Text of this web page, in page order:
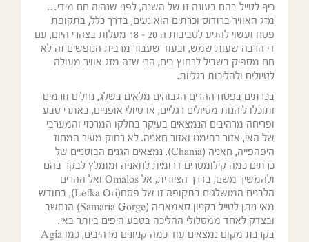
כיף לטייל בהם בעונה זו של השנה, לפני שנהיה חם מידי…
מזג האוויר ברודוס וכרתים הוא נעים, בדרך כלל, בתקופת
פסח ועשוי להגיע לסביבות ה 20 – 18 מעלות בצהרי היום, עם
די הרבה שעות שמש, ובעוד שעבור מרבית הנופשים זה לא
חם מספיק בשביל לרחוץ בים, הרי שזה מזג אוויר מעולה
לטיולים ולהליכות רגליות.
בכרתים בפסח ההרים הגבוהים מלאים בשלג, נחלים זורמים
ותוכלו ליהנות מטיולים רגליים, או טיולי אופניים, באתרי טבע
ופריחה מרהיבים הנמצאים בעיקר בחלקו המרכזי והמערבי
של האי, אזור רתימנו ואזור חאניה. לא רחוק מעיר המחוז
היפהפייה, חאניה (Chania). נמצאים הגנים הבוטניים של
כרתים כמה קילומטרים דרומית לחאניה ומומלץ לבקר בהם
ולהמשיך משם, בדרך הציורית, אל Omalos ואל ההרים
הלבנים המושלגים בתקופה זו של פסח(Lefka Ori), בחודש
מאי ניתן לטייל בקניון סאמאריה (Samaria Gorge) הנחשב
ובצדק לאחד ממסלולי ההליכה בטבע היפים ביותר באי.
בקרבת מקום נמצאים עוד כמה קניונים מרהיבים, כמו Agia